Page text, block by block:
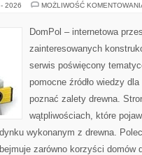
2026 MOŻLIWOŚĆ
DomPol – internetowa
zainteresowanych
serwis poświęcony
pomocne źródło wiedzy
poznać zalety drewna.
wątpliwościach, które
wykonanym z drewna.
zarówno korzyści domów